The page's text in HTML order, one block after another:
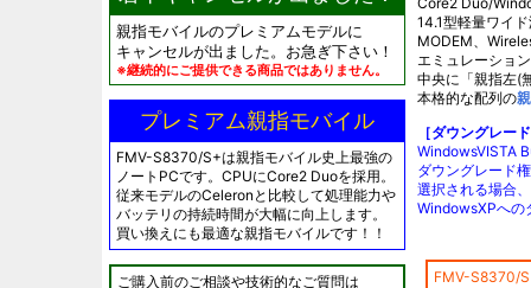
親指モバイルのプレミアムモデルに
キャンセルが出ました。お急ぎ下さい！
※継続的にご提供できる商品ではありません。
プレミアム親指モバイル
FMV-S8370/S+は親指モバイル史上最強の
ノートPCです。CPUにCore2 Duoを採用。
従来モデルのCeleronと比較して処理能力や
バッテリの持続時間が大幅に向上します。
買い換えにも最適な親指モバイルです！！
ご購入前のご相談や技術的なご質問は
14.1型軽量ワイ
MODEM、
エミュレーショ
中央に「親指左(
本格的な配列の
［ダウングレー
WindowsVISTA
ダウングレード
選択される場合
WindowsXPへの
FMV-S8370/